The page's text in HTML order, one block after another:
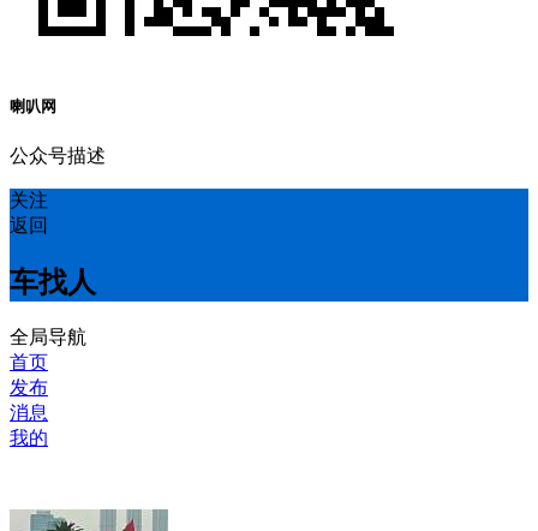
喇叭网
公众号描述
关注
返回
车找人
全局导航
首页
发布
消息
我的